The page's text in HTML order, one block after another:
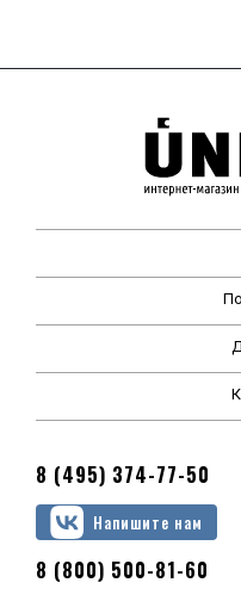
8 (495) 374-77-50
Напишите нам
8 (800) 500-81-60